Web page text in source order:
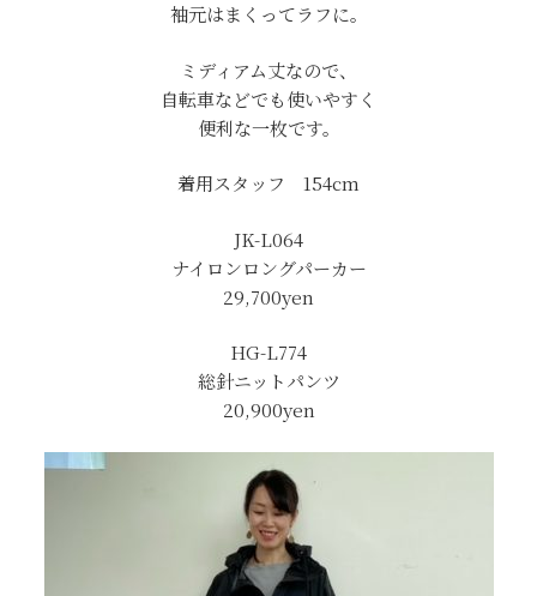
袖元はまくってラフに。
ミディアム丈なので、
自転車などでも使いやすく
便利な一枚です。
着用スタッフ 154cm
JK-L064
ナイロンロングパーカー
29,700yen
HG-L774
総針ニットパンツ
20,900yen